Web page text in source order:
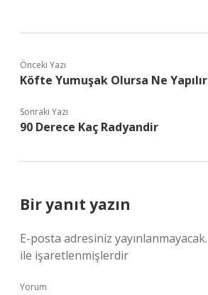
Önceki Yazı
Köfte Yumuşak Olursa Ne Yapılır
Sonraki Yazı
90 Derece Kaç Radyandir
Bir yanıt yazın
E-posta adresiniz yayınlanmayacak.
ile işaretlenmişlerdir
Yorum